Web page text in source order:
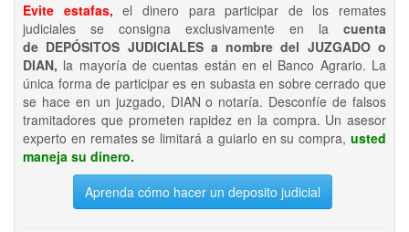
Evite estafas, el dinero para participar de los remates
judiciales se consigna exclusivamente en la cuenta
de DEPÓSITOS JUDICIALES a nombre del JUZGADO o
DIAN, la mayoría de cuentas están en el Banco Agrario. La
única forma de participar es en subasta en sobre cerrado que
se hace en un juzgado, DIAN o notaría. Desconfíe de falsos
tramitadores que prometen rapidez en la compra. Un asesor
experto en remates se limitará a guiarlo en su compra, usted
maneja su dinero.
Aprenda cómo hacer un deposito judicial